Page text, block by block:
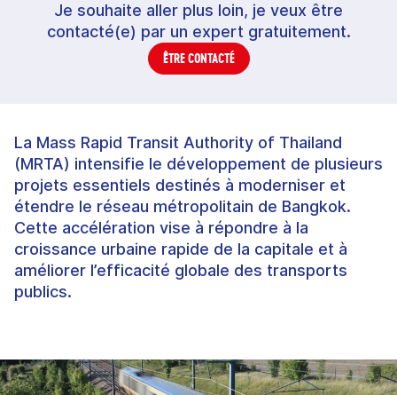
Je souhaite aller plus loin, je veux être
contacté(e) par un expert gratuitement.
ÊTRE CONTACTÉ
La Mass Rapid Transit Authority of Thailand
(MRTA) intensifie le développement de plusieurs
projets essentiels destinés à moderniser et
étendre le réseau métropolitain de Bangkok.
Cette accélération vise à répondre à la
croissance urbaine rapide de la capitale et à
améliorer l’efficacité globale des transports
publics.